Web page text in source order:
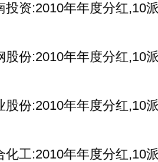
资:2010年年度分红,10
份:2010年年度分红,10
份:2010年年度分红,10
工:2010年年度分红,10